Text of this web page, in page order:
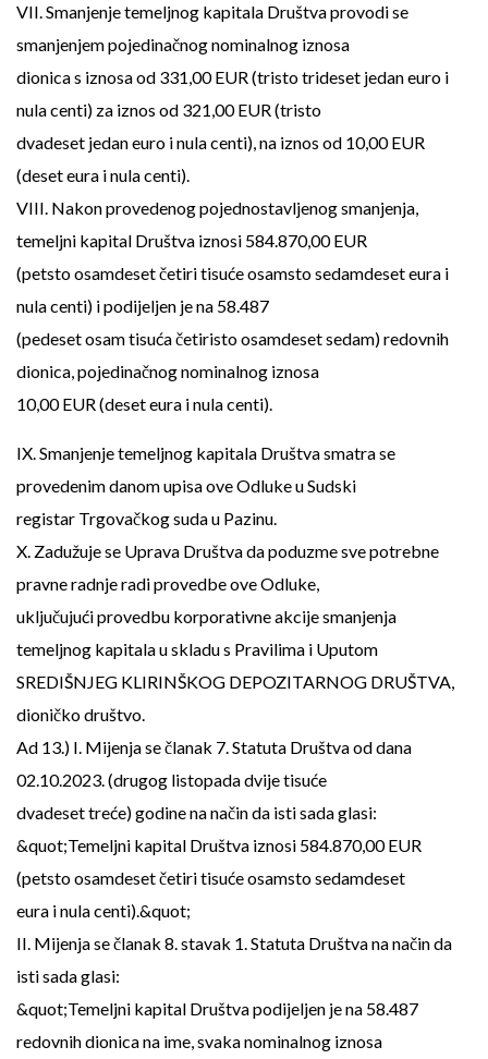
VII. Smanjenje temeljnog kapitala Društva provodi se
smanjenjem pojedinačnog nominalnog iznosa
dionica s iznosa od 331,00 EUR (tristo trideset jedan euro i
nula centi) za iznos od 321,00 EUR (tristo
dvadeset jedan euro i nula centi), na iznos od 10,00 EUR
(deset eura i nula centi).
VIII. Nakon provedenog pojednostavljenog smanjenja,
temeljni kapital Društva iznosi 584.870,00 EUR
(petsto osamdeset četiri tisuće osamsto sedamdeset eura i
nula centi) i podijeljen je na 58.487
(pedeset osam tisuća četiristo osamdeset sedam) redovnih
dionica, pojedinačnog nominalnog iznosa
10,00 EUR (deset eura i nula centi).
IX. Smanjenje temeljnog kapitala Društva smatra se
provedenim danom upisa ove Odluke u Sudski
registar Trgovačkog suda u Pazinu.
X. Zadužuje se Uprava Društva da poduzme sve potrebne
pravne radnje radi provedbe ove Odluke,
uključujući provedbu korporativne akcije smanjenja
temeljnog kapitala u skladu s Pravilima i Uputom
SREDIŠNJEG KLIRINŠKOG DEPOZITARNOG DRUŠTVA,
dioničko društvo.
Ad 13.) I. Mijenja se članak 7. Statuta Društva od dana
02.10.2023. (drugog listopada dvije tisuće
dvadeset treće) godine na način da isti sada glasi:
&quot;Temeljni kapital Društva iznosi 584.870,00 EUR
(petsto osamdeset četiri tisuće osamsto sedamdeset
eura i nula centi).&quot;
II. Mijenja se članak 8. stavak 1. Statuta Društva na način da
isti sada glasi:
&quot;Temeljni kapital Društva podijeljen je na 58.487
redovnih dionica na ime, svaka nominalnog iznosa